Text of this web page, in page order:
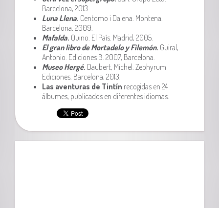
Barcelona, 2013.
Luna Llena. Centomo i Dalena. Montena.
Barcelona, 2009.
Mafalda. Quino. El País. Madrid, 2005.
El gran libro de Mortadelo y Filemón. Guiral,
Antonio. Ediciones B. 2007, Barcelona.
Museo Hergé. Daubert, Michel. Zephyrum
Ediciones. Barcelona, 2013.
Las aventuras de Tintín recogidas en 24
álbumes, publicados en diferentes idiomas.